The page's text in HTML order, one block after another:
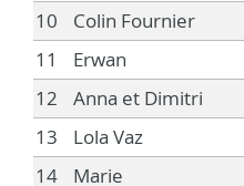
10
Colin Fournier
11
Erwan
12
Anna et Dimitri
13
Lola Vaz
14
Marie